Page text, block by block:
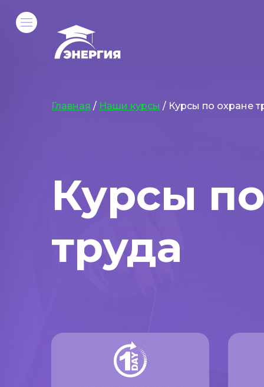
Курсы
труда
Главная / Наши курсы / Курсы по охране